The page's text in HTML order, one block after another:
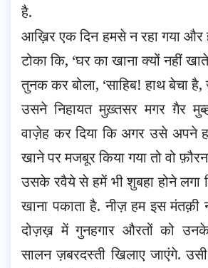
है.
आख़िर एक दिन हमसे न रहा गया और
टोका कि, ‘घर का खाना क्यों नहीं
तुनक कर बोला, ‘साहिब! हाथ बेचा है,
उसने निहायत मुख़्तसर मगर ग़ैर
वाज़ेह कर दिया कि अगर उसे अपने
खाने पर मजबूर किया गया तो वो
उसके रवैये से हमें भी शुबहा होने लगा
खाना पकाता है. नीज़ हम इस मंतक़ी
दोज़ख़ में गुनहगार औरतों को
सालन ज़बरदस्ती खिलाए जाएंगे. उसी